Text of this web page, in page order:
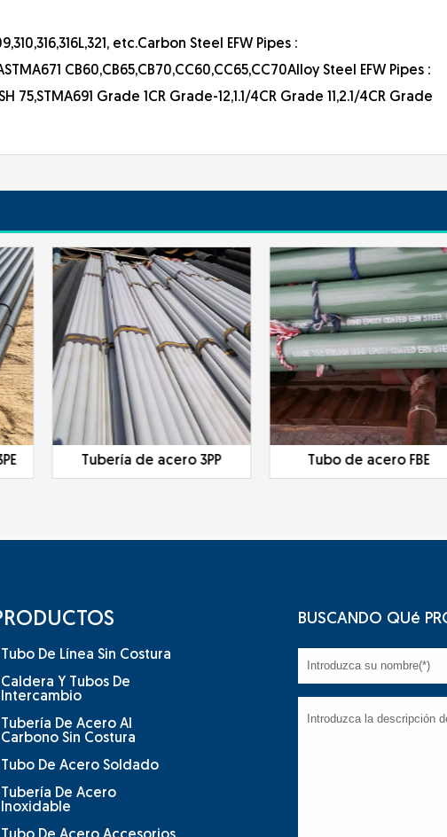
etc.Carbon Steel EFW Pipes :
CB60,CB65,CB70,CC60,CC65,CC70Alloy Steel EFW Pipes :
75,STMA691 Grade 1CR Grade-12,1.1/4CR Grade 11,2.1/4CR Grade
Tubería de acero 3PP Tubo de acero FBE
Tubo De Línea Sin Costura
Caldera Y Tubos De
Intercambio
Tubería De Acero Al
Carbono Sin Costura
Tubo De Acero Soldado
Tubería De Acero
Inoxidable
BUSCANDO QUé